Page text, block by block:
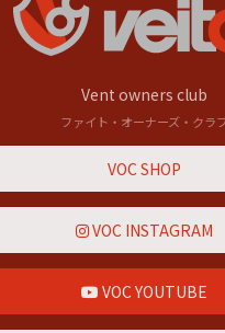
Vent owners club
ファイト・オーナーズ・クラ
VOC SHOP
VOC INSTAGRAM
VOC YOUTUBE